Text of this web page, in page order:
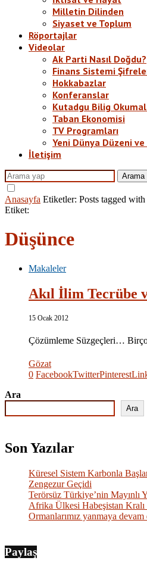
Milletin Dilinden
Siyaset ve Toplum
Röportajlar
Videolar
Ak Parti Nasıl Doğdu?
Finans Sistemi
Hokkabazlar
Konferanslar
Kutadgu Bilig
Taban Ekonomisi
TV Programları
Yeni Dünya Düzeni
İletişim
Arama
Anasayfa Etiketler: Posts tagged
Etiket:
Düşünce
Makaleler
Akıl İlim Tecrübe
15 Ocak 2012
Çözümleme Süzgeçleri…
Gözat
0 FacebookTwitterPinterest
Ara
Ara
Son Yazılar
Küresel Sistem Karbonla
Zengezur Geçidi
Terörsüz Türkiye’nin Mayınlı
Afrika Ülkesi Habeşistan Kralı
Ormanlarımız yanmaya devam
Paylaş